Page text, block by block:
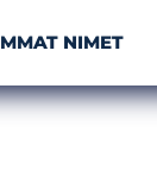
NIMET